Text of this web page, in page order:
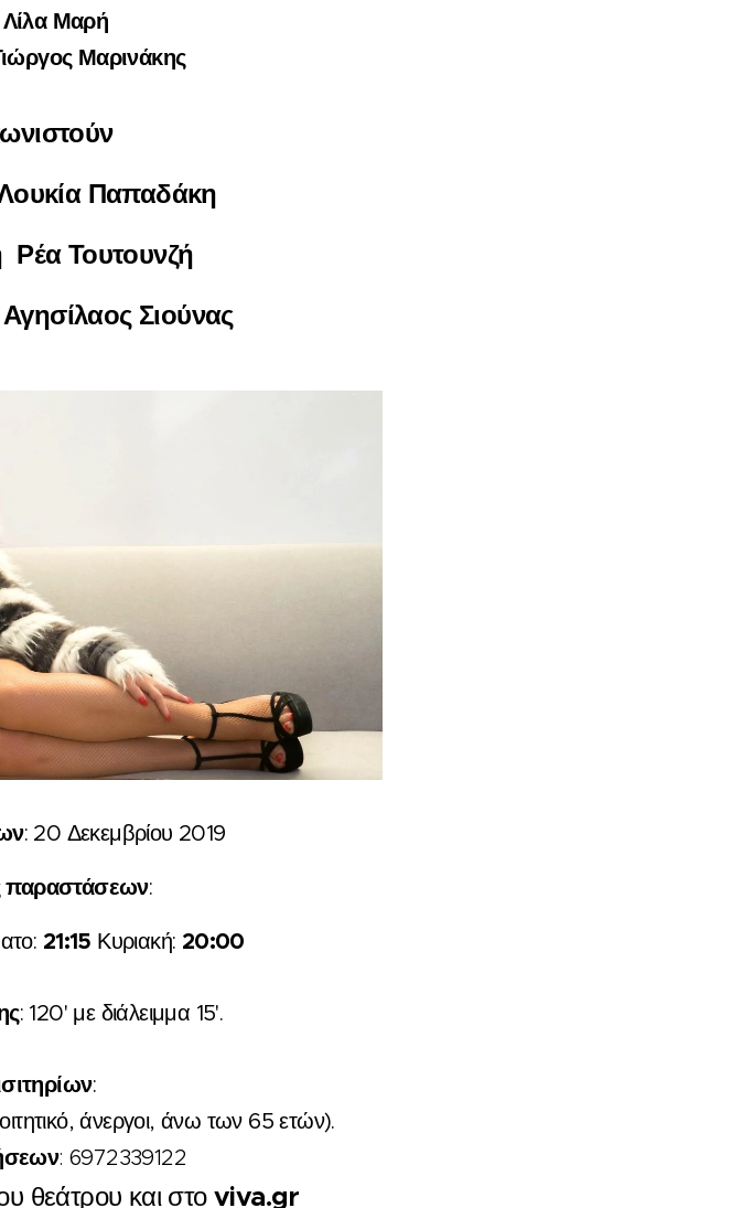
Λίλα Μαρή
Μαρινάκης
Παπαδάκη
Ρέα Τουτουνζή
Σιούνας
: 20 Δεκεμβρίου 2019
παραστάσεων:
21:15 Κυριακή: 20:00
: 120' με διάλειμμα 15'.
:
άνεργοι, άνω των 65 ετών).
: 6972339122
θεάτρου και στοviva.gr